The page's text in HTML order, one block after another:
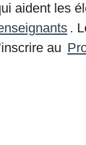
aident les
.
au